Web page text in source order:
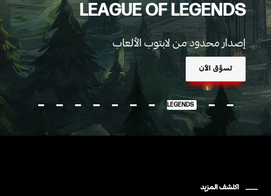
LEAGUE OF LEGENDS
إصدار محدود من لابتوب الألعاب
تسوَّق الآن
OMEN 16 LEAGUE OF LEGENDS
اكتشف المزيد